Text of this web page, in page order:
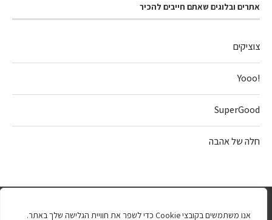
אנו משתמשים בקובצי Cookie כדי לשפר את חוויית הגלישה שלך באתר.
אתרים ובלוגים שאתם חייבים להכיר
צוציקים
!Yooo
SuperGood
חלה של אהבה